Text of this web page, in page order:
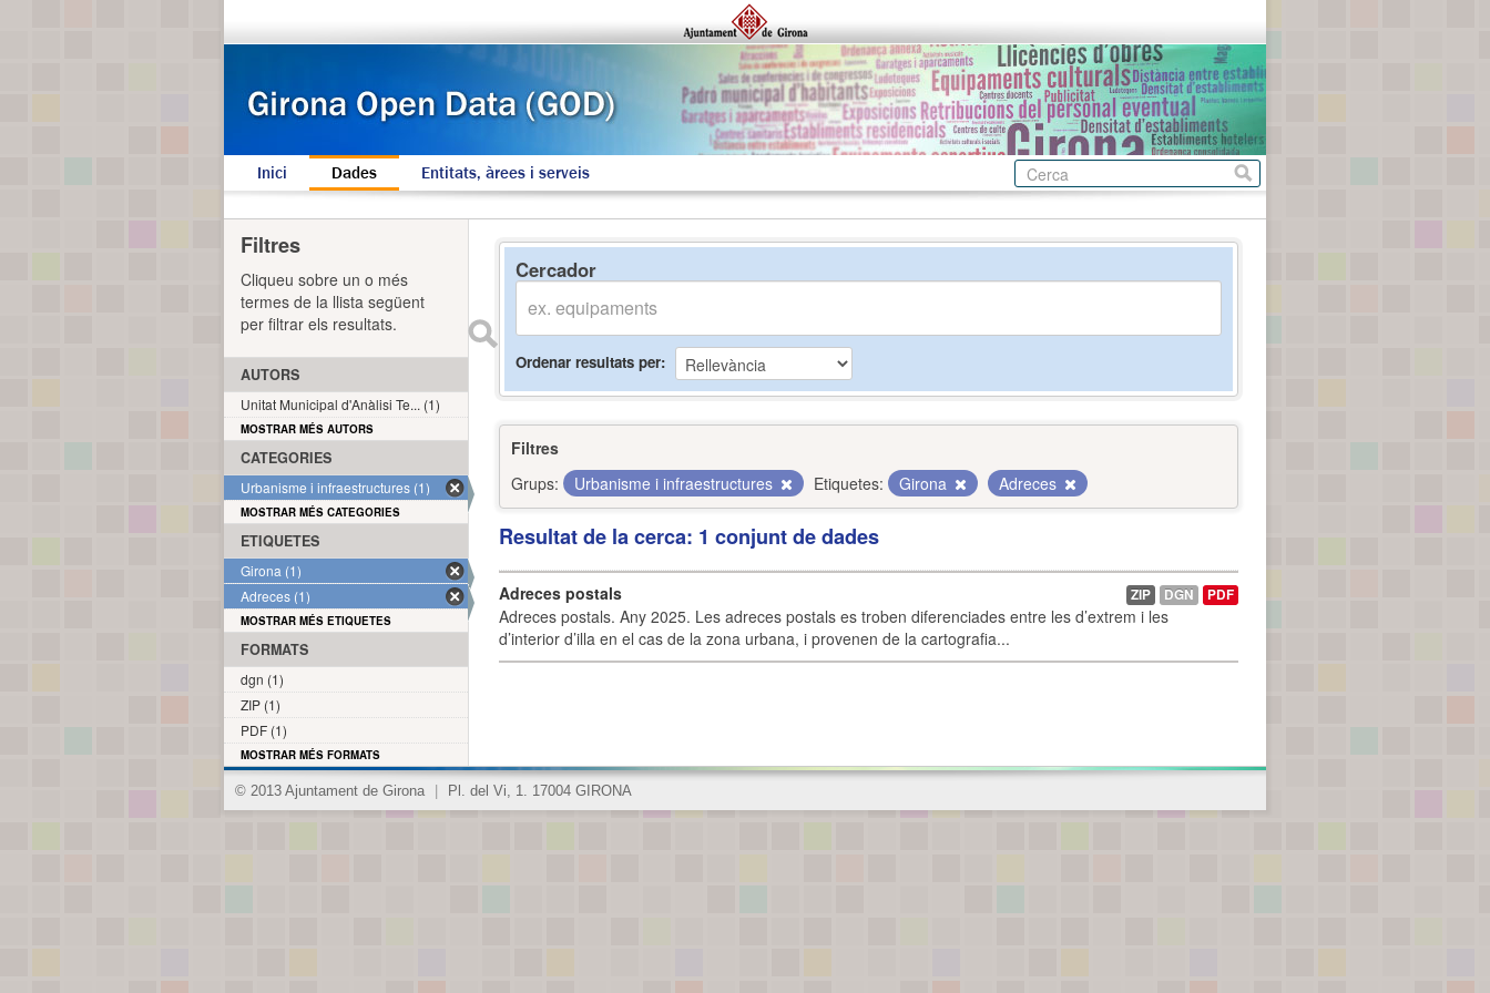
Inici Dades Entitats, àrees i serveis
Cercador
Ordenar resultats per
Filtres
Grups:
Urbanisme i infraestructures Etiquetes: Girona Adreces
Resultat de la cerca: 1 conjunt de dades
Adreces postals
Adreces postals. Any 2025. Les adreces postals es troben diferenciades entre les d’extrem i les
d’interior d’illa en el cas de la zona urbana, i provenen de la cartografia...
ZIP DGN PDF
Filtres
Cliqueu sobre un o més
termes de la llista següent
per filtrar els resultats.
AUTORS
Unitat Municipal d'Anàlisi Te... (1)
MOSTRAR MÉS AUTORS
CATEGORIES
Urbanisme i infraestructures (1)
MOSTRAR MÉS CATEGORIES
ETIQUETES
Girona (1)
Adreces (1)
MOSTRAR MÉS ETIQUETES
FORMATS
dgn (1)
ZIP (1)
PDF (1)
MOSTRAR MÉS FORMATS
© 2013 Ajuntament de Girona Pl. del Vi, 1. 17004 GIRONA